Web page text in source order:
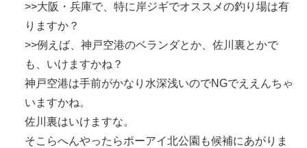
>>大阪・兵庫で、特に岸ジギでオススメの釣り場は有
りますか？
>>例えば、神戸空港のベランダとか、佐川裏とかで
も、いけますかね？
神戸空港は手前がかなり水深浅いのでNGでええんちゃ
いますかね。
佐川裏はいけますな。
そこらへんやったらポーアイ北公園も候補にあがりま